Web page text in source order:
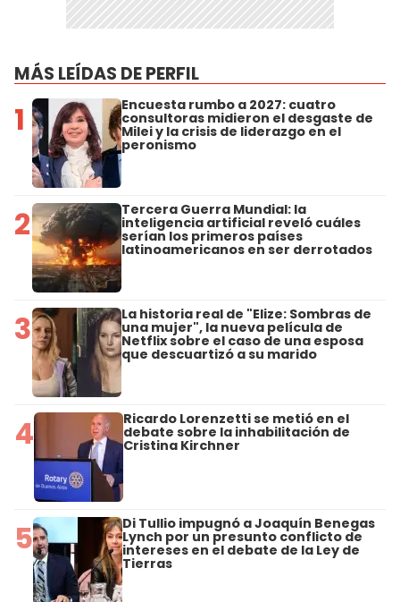
MÁS LEÍDAS DE PERFIL
1 Encuesta rumbo a 2027: cuatro
consultoras midieron el desgaste de
Milei y la crisis de liderazgo en el
peronismo
2 Tercera Guerra Mundial: la
inteligencia artificial reveló cuáles
serían los primeros países
latinoamericanos en ser derrotados
3 La historia real de "Elize: Sombras de
una mujer", la nueva película de
Netflix sobre el caso de una esposa
que descuartizó a su marido
4 Ricardo Lorenzetti se metió en el
debate sobre la inhabilitación de
Cristina Kirchner
5 Di Tullio impugnó a Joaquín Benegas
Lynch por un presunto conflicto de
intereses en el debate de la Ley de
Tierras